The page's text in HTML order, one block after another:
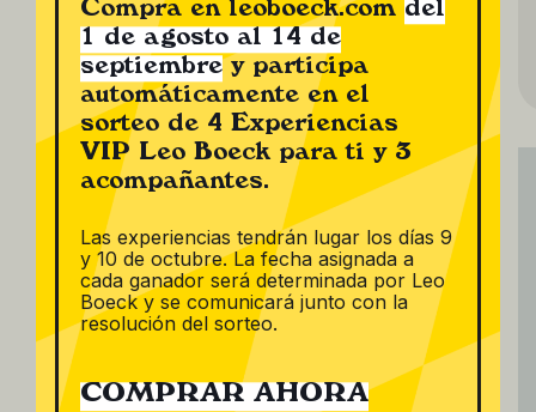
Compra en leoboeck.com del
1 de agosto al 14 de
septiembrey participa
automáticamente en el
sorteo de 4 Experiencias
VIP Leo Boeck para ti y 3
acompañantes.
Las experiencias tendrán lugar los días 9
y 10 de octubre. La fecha asignada a
cada ganador será determinada por Leo
Boeck y se comunicará junto con la
resolución del sorteo.
COMPRAR AHORA